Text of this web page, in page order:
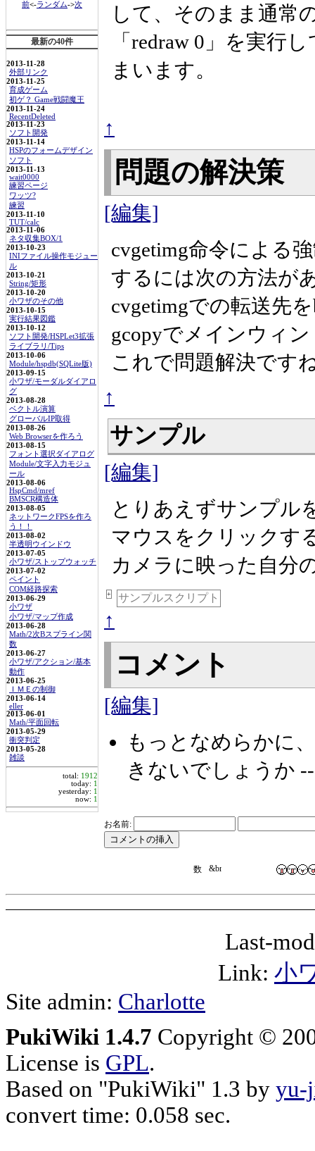
前<-ランダム->次
最新の40件
2013-11-28
外部リンク
2013-11-25
育成ゲーム
初ゲ？ Game戦闘魔王
2013-11-24
RecentDeleted
2013-11-23
ソフト開発
2013-11-14
HSPのフォームデザイン
ソフト
2013-11-13
wait0000
練習ページ
ワッツ?
練習
2013-11-10
TUT/calc
2013-11-06
ネタ収集BOX/1
2013-10-23
INIファイル操作モジュー
ル
2013-10-21
String/矩形
2013-10-20
小ワザのその他
2013-10-15
実行結果図鑑
2013-10-12
ソフト開発/HSPLet3拡張
ライブラリ/Tips
2013-10-06
Module/hspdb(SQLite版)
2013-09-15
小ワザ/モーダルダイアロ
グ
2013-08-28
ベクトル演算
グローバルIP取得
2013-08-26
Web Browserを作ろう
2013-08-15
フォント選択ダイアログ
Module/文字入力モジュ
ール
2013-08-06
HspCmd/mref
BMSCR構造体
2013-08-05
ネットワークFPSを作ろ
う！！
2013-08-02
半透明ウインドウ
2013-07-05
小ワザ/ストップウォッチ
2013-07-02
ペイント
COM経路探索
2013-06-29
小ワザ
小ワザ/マップ作成
2013-06-28
Math/2次Bスプライン関
数
2013-06-27
小ワザ/アクション/基本
動作
2013-06-25
ＩＭＥの制御
2013-06-14
eller
2013-06-01
Math/平面回転
2013-05-29
衝突判定
2013-05-28
雑談
total: 1912
today: 1
yesterday: 1
now: 1
して、そのまま通常
「redraw 0」を実行
まいます。
↑
問題の解決策
[編集]
cvgetimg命令による
するには次の方法が
cvgetimgでの転送先
gcopyでメインウィ
これで問題解決です
↑
サンプル
[編集]
とりあえずサンプル
マウスをクリックす
カメラに映った自分
+ サンプルスクリプト
↑
コメント
[編集]
もっとなめらかに
きないでしょうか
お名前:
Last-
Link: 小
Site admin: Charlotte
PukiWiki 1.4.7 Copyright ©
License is GPL.
Based on "PukiWiki" 1.3 by yu-
convert time: 0.058 sec.